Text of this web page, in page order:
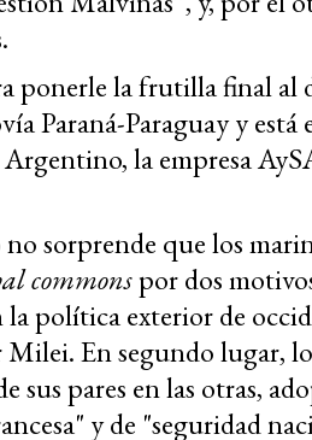
ponerle la frutilla final al
Paraná-Paraguay y
la empresa
sorprende que los
commonspor dos
la política exterior de
Milei. En segundo lugar,
sus pares en las otras,
y de "seguridad